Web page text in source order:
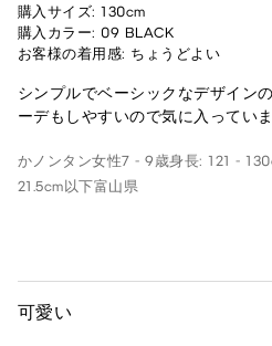
購入サイズ: 130cm
購入カラー: 09 BLACK
お客様の着用感: ちょうどよい
シンプルでベーシックなデザイン
ーデもしやすいので気に入っていま
かノンタン女性7 - 9歳身長: 121 -
21.5cm以下富山県
可愛い